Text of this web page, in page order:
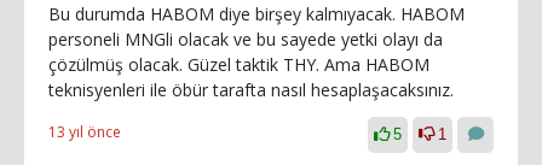
Bu durumda HABOM diye birşey kalmıyacak. HABOM
personeli MNGli olacak ve bu sayede yetki olayı da
çözülmüş olacak. Güzel taktik THY. Ama HABOM
teknisyenleri ile öbür tarafta nasıl hesaplaşacaksınız.
13 yıl önce 5 1